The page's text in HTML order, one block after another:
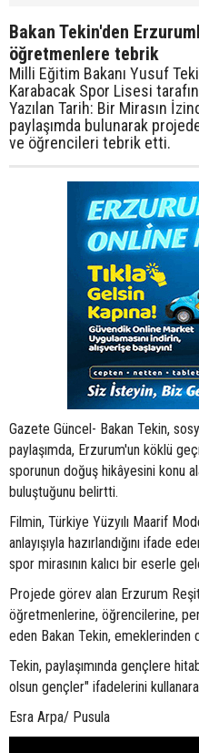
Bakan Tekin'den
öğretmenlere tebrik
Milli Eğitim Bakanı Yusuf
Karabacak Spor Lisesi
Yazılan Tarih: Bir Mirasın
paylaşımda bulunarak
ve öğrencileri tebrik etti.
Gazete Güncel- Bakan Tekin,
paylaşımda, Erzurum'un köklü
sporunun doğuş hikâyesini konu
buluştuğunu belirtti.
Filmin, Türkiye Yüzyılı Maarif
anlayışıyla hazırlandığını ifade
spor mirasının kalıcı bir eserle
Projede görev alan Erzurum
öğretmenlerine, öğrencilerine,
eden Bakan Tekin, emeklerinden
Tekin, paylaşımında gençlere
olsun gençler" ifadelerini
Esra Arpa/ Pusula